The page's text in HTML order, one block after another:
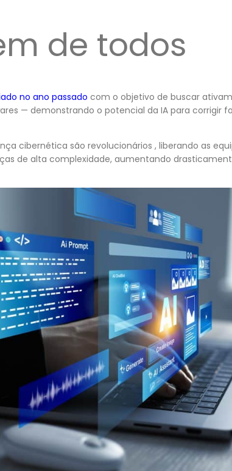
de todos
no ano passado com o objetivo de buscar
— demonstrando o potencial da IA para corrigir
cibernética são revolucionários , liberando as
de alta complexidade, aumentando